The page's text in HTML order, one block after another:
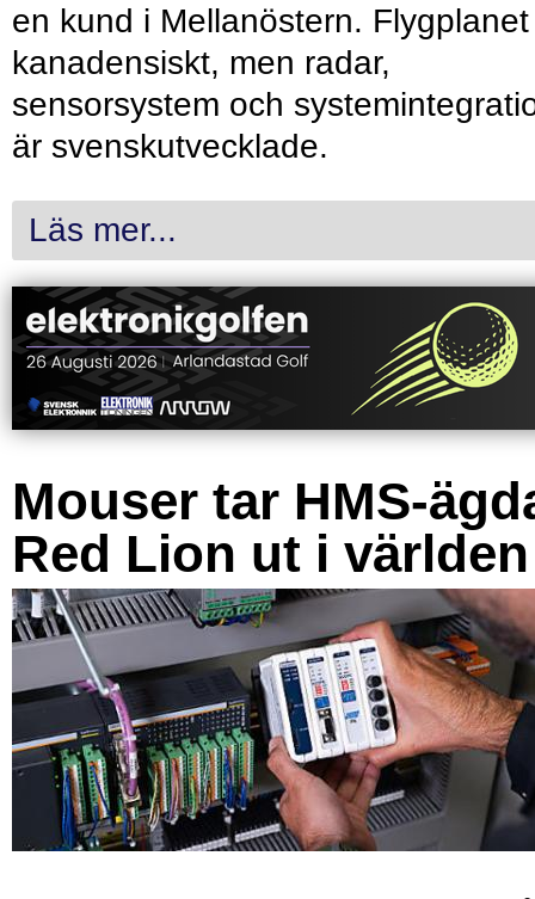
en kund i Mellanöstern.
kanadensiskt, men radar,
sensorsystem och
är svenskutvecklade.
Läs mer...
Mouser tar HMS-
Red Lion ut i världen